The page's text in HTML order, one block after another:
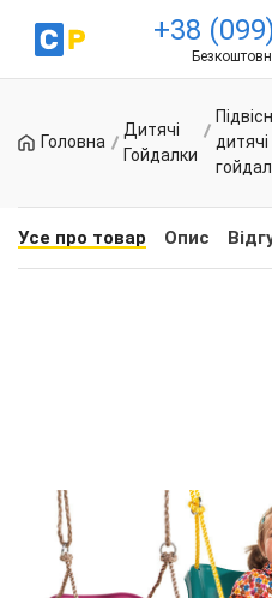
+38
Головна
Дитячі
Гойдалки
дитячі
Усе про товар Опис